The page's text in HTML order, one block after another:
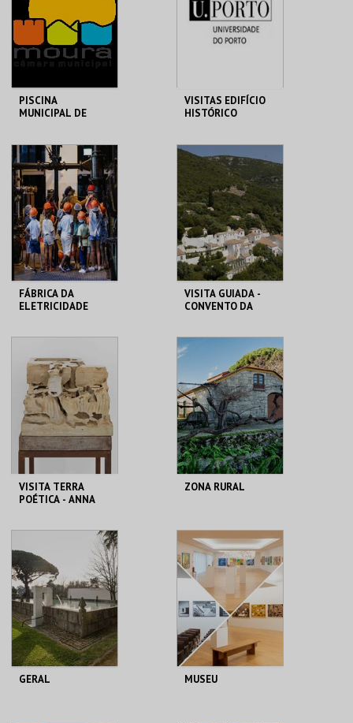
INSCREVER
MAIS INFO
COMPRAR
PISCINA
MUNICIPAL DE
PISCINA MUN. AR
LIVRE
MAIS INFO
COMPRAR
VISITAS EDIFÍCIO
HISTÓRICO
MHNC-UP - POLO
CENTRAL
MAIS INFO
COMPRAR
FÁBRICA DA
ELETRICIDADE
MAIS INFO
INSCREVER
VISITA GUIADA -
CONVENTO DA
CONVENTO DA
MAIS INFO
COMPRAR
VISITA TERRA
POÉTICA - ANNA
MAIS INFO
COMPRAR
ZONA RURAL
FUNDAÇÃO
GRAMAXO
MAIS INFO
COMPRAR
GERAL MUSEU